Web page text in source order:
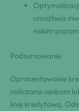
umożliwia
niskim
Podsumowanie
Oprocentowanie
naliczana osobom
linię kredytową.